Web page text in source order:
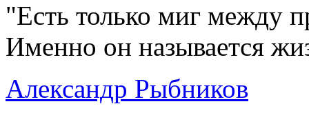
"Есть только миг между
Именно он называется
Александр Рыбников